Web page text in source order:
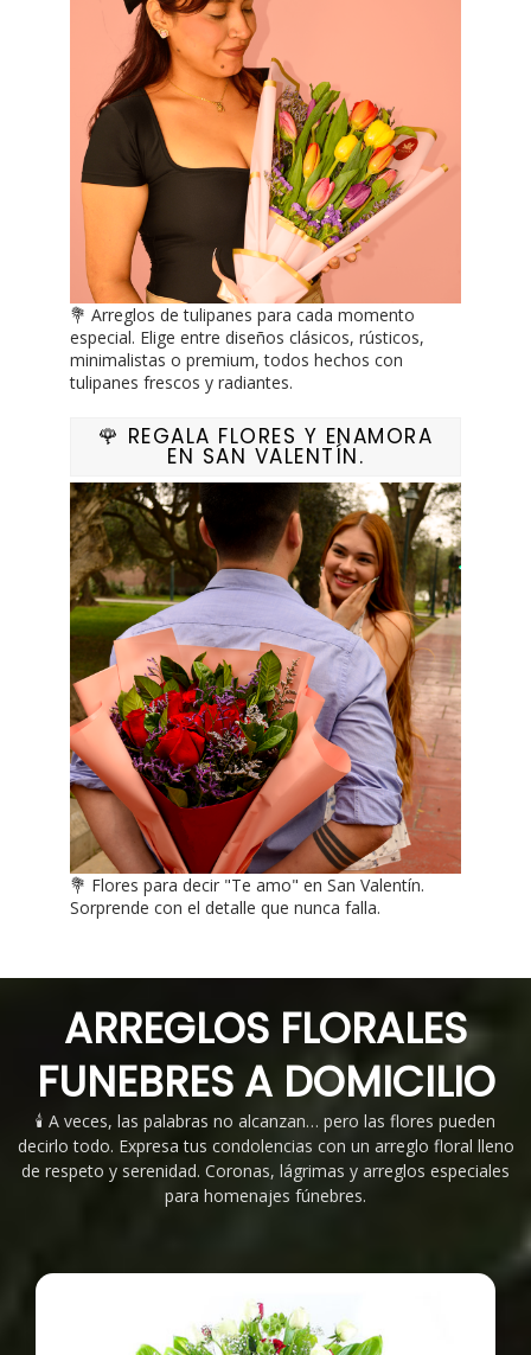
💐 Arreglos de tulipanes para cada momento
especial. Elige entre diseños clásicos, rústicos,
minimalistas o premium, todos hechos con
tulipanes frescos y radiantes.
🌹 REGALA FLORES Y ENAMORA
EN SAN VALENTÍN.
💐 Flores para decir "Te amo" en San Valentín.
Sorprende con el detalle que nunca falla.
ARREGLOS FLORALES
FUNEBRES A DOMICILIO
🕯️ A veces, las palabras no alcanzan… pero las flores pueden
decirlo todo. Expresa tus condolencias con un arreglo floral lleno
de respeto y serenidad. Coronas, lágrimas y arreglos especiales
para homenajes fúnebres.